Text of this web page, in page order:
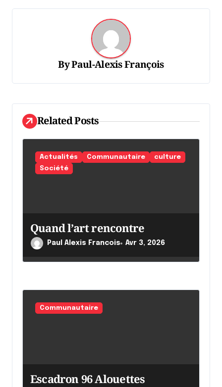
g
d
e
l
a
i
c
l
ByPaul-Alexis François
Related Posts
Actualités Communautaire
culture
Société
Quand l’art rencontre
Paul Alexis Francois Avr 3, 2026
Communautaire
Escadron 96 Alouettes